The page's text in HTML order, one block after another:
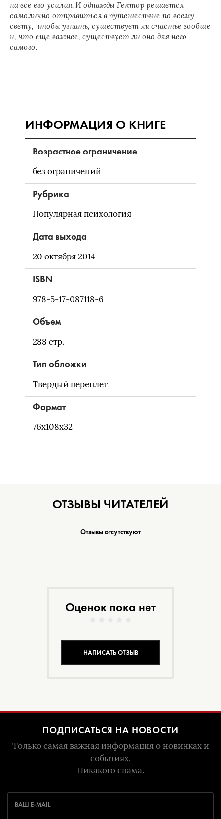
на все его усилия. И однажды Гектор решается
самолично отправиться в путешествие по всему
свету, чтобы узнать, существует ли счастье вообще
и, что еще важнее, существует ли оно для него
самого.
ИНФОРМАЦИЯ О КНИГЕ
Возрастное ограничение
без ограничений
Рубрика
Популярная психология
Дата выхода
20 октября 2014
ISBN
978-5-17-087118-6
Объем
288 стр.
Тип обложки
Твердый переплет
Формат
76х108x32
ОТЗЫВЫ ЧИТАТЕЛЕЙ
Отзывы отсутствуют
Оценок пока нет
НАПИСАТЬ ОТЗЫВ
ПОДПИСАТЬСЯ НА НОВОСТИ
Только самая важная информация о новинках и
событиях.
Никакого спама.